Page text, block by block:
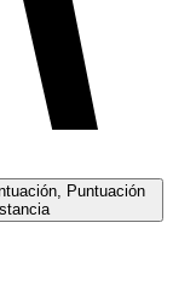
Puntuación